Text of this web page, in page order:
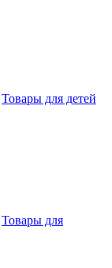
Товары для детей
Товары для